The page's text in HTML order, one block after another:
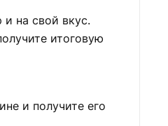
на свой вкус.
итоговую
и получите его